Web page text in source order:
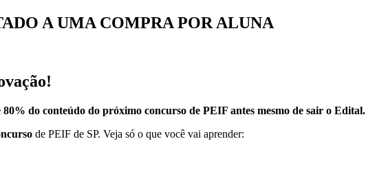
A UMA COMPRA POR ALUNA
do conteúdo do próximo concurso de PEIF antes mesmo de sair o Edital.
de PEIF de SP. Veja só o que você vai aprender: